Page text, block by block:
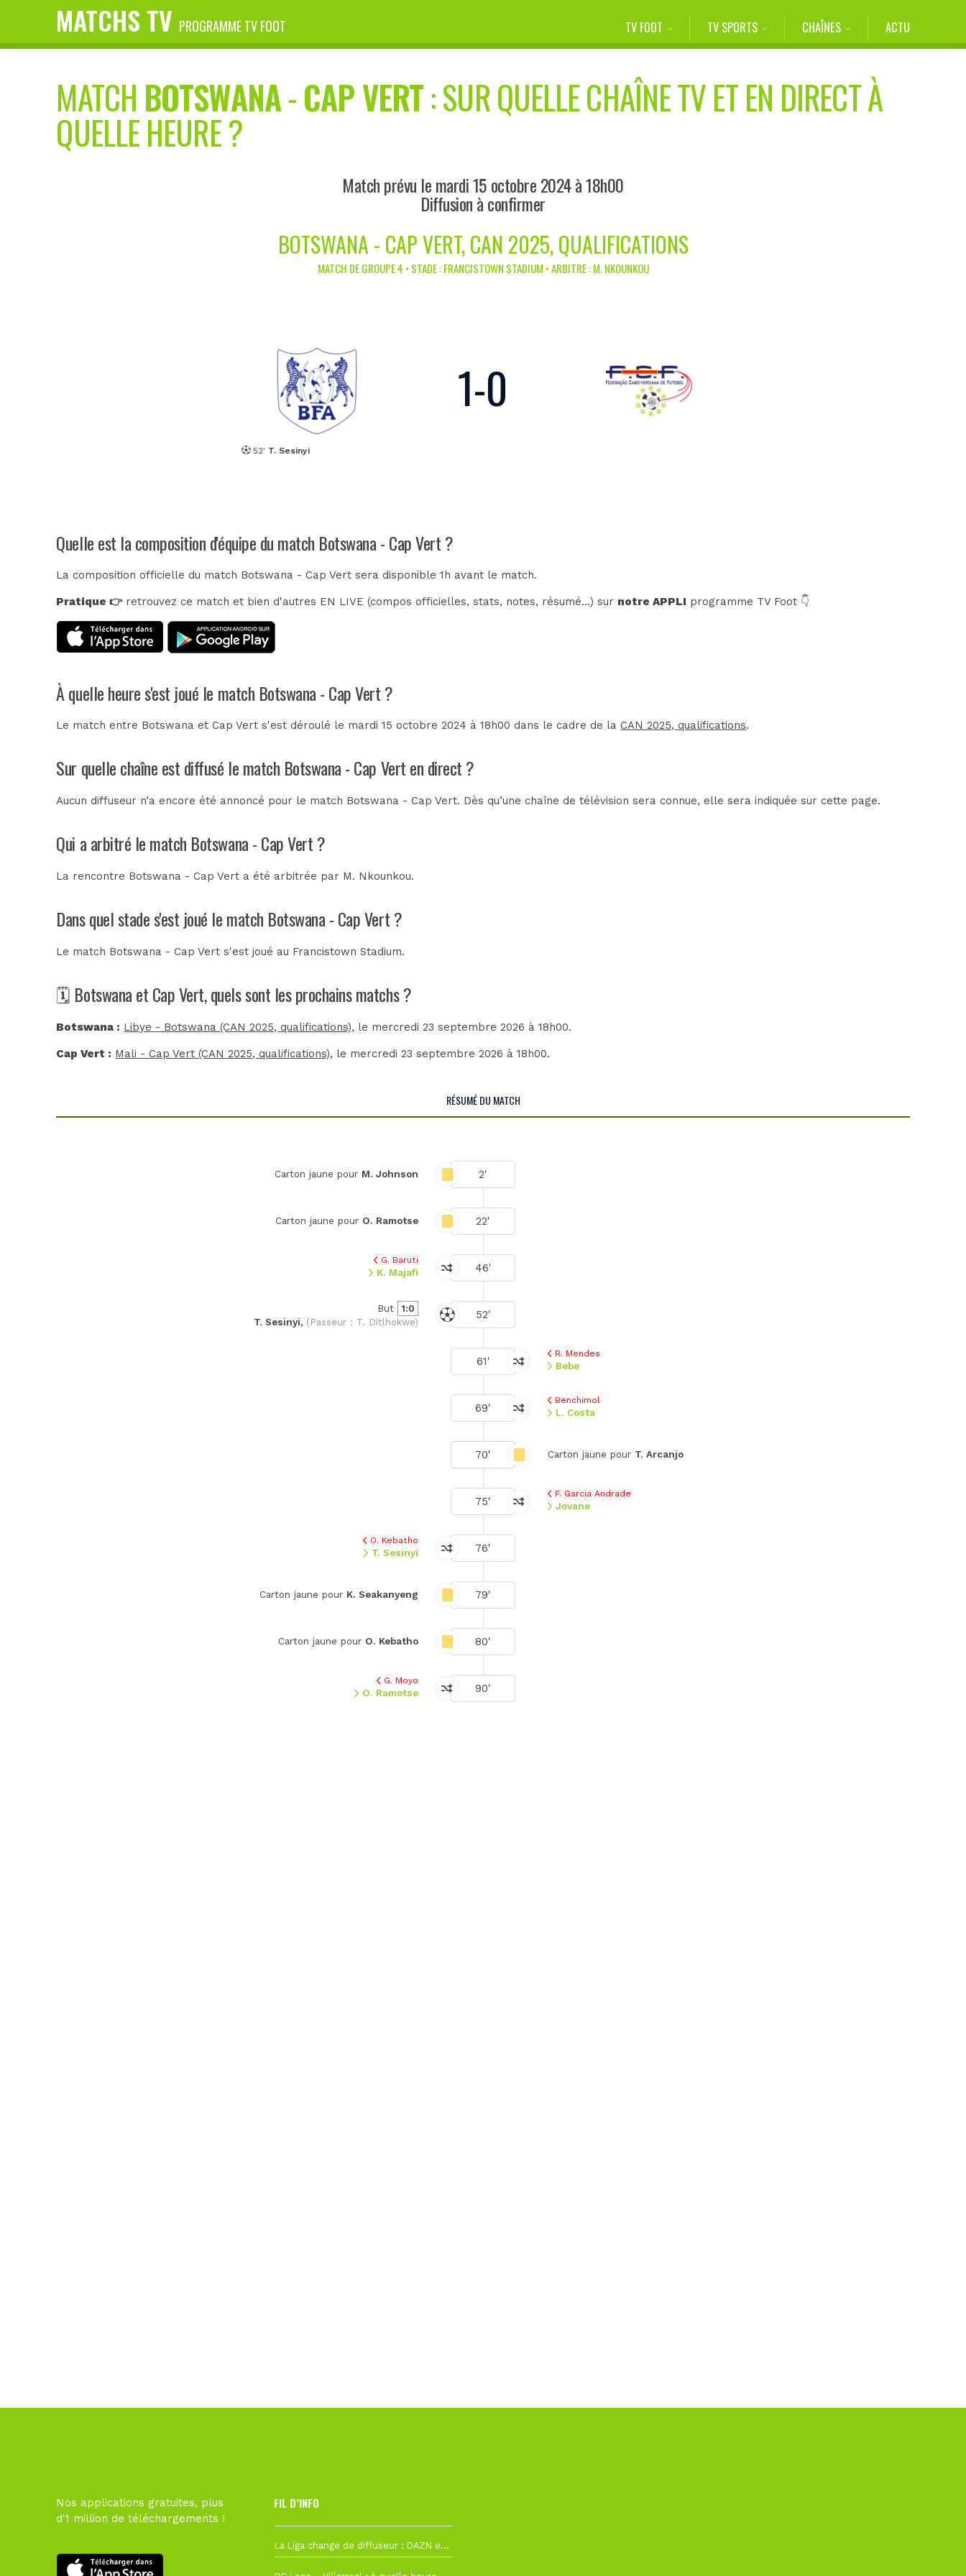
MATCHS TV PROGRAMME TV FOOT TV FOOT TV SPORTS CHAÎNES ACTU
MATCH BOTSWANA-CAP VERT: SUR QUELLE CHAÎNE TV ET EN DIRECT À
QUELLE HEURE ?
Match prévu le mardi 15 octobre 2024 à 18h00
Diffusion à confirmer
BOTSWANA - CAP VERT, CAN 2025, QUALIFICATIONS
MATCH DE GROUPE 4 • STADE : FRANCISTOWN STADIUM • ARBITRE : M. NKOUNKOU
52' T. Sesinyi
1-0
Quelle est la composition d'équipe du match Botswana - Cap Vert ?
La composition officielle du match Botswana - Cap Vert sera disponible 1h avant le match.
Pratique 👉retrouvez ce match et bien d'autres EN LIVE (compos officielles, stats, notes, résumé...) sur notre APPLI programme TV Foot 👇
À quelle heure s'est joué le match Botswana - Cap Vert ?
Le match entre Botswana et Cap Vert s'est déroulé le mardi 15 octobre 2024 à 18h00 dans le cadre de laCAN 2025, qualifications.
Sur quelle chaîne est diffusé le match Botswana - Cap Vert en direct ?
Aucun diffuseur n’a encore été annoncé pour le match Botswana - Cap Vert. Dès qu’une chaîne de télévision sera connue, elle sera indiquée sur cette page.
Qui a arbitré le match Botswana - Cap Vert ?
La rencontre Botswana - Cap Vert a été arbitrée par M. Nkounkou.
Dans quel stade s'est joué le match Botswana - Cap Vert ?
Le match Botswana - Cap Vert s'est joué au Francistown Stadium.
🗓️ Botswana et Cap Vert, quels sont les prochains matchs ?
Botswana : Libye - Botswana (CAN 2025, qualifications), le mercredi 23 septembre 2026 à 18h00.
Cap Vert : Mali - Cap Vert (CAN 2025, qualifications), le mercredi 23 septembre 2026 à 18h00.
RÉSUMÉ DU MATCH
2'
Carton jaune pour M. Johnson
22'
Carton jaune pour O. Ramotse
46'
G. Baruti
K. Majafi
52'
But
1:0
T. Sesinyi, (Passeur : T. Ditlhokwe)
61'
R. Mendes
Bebe
69'
Benchimol
L. Costa
70' Carton jaune pour T. Arcanjo
75'
F. Garcia Andrade
Jovane
76'
O. Kebatho
T. Sesinyi
79'
Carton jaune pour K. Seakanyeng
80'
Carton jaune pour O. Kebatho
90'
G. Moyo
O. Ramotse
Nos applications gratuites, plus
d'1 million de téléchargements !
FIL D’INFO
La Liga change de diffuseur : DAZN et Disney+ remplacent beIN Sports !